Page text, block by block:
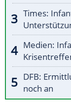
Times:
Medien:
DFB:
noch an